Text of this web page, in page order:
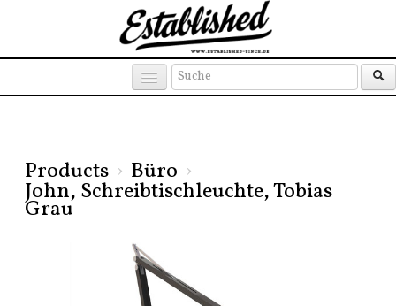
Products › Büro ›
John, Schreibtischleuchte, Tobias
Grau